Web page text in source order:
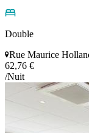
Double
Rue Maurice
62,76 €
/Nuit